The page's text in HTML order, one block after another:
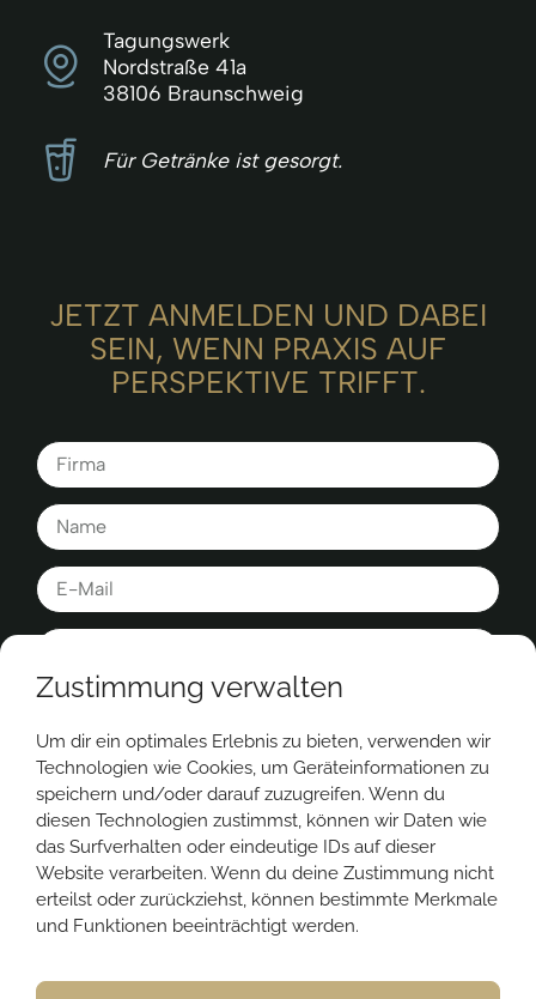
Zustimmung verwalten
Um dir ein optimales Erlebnis zu bieten, verwenden wir
Technologien wie Cookies, um Geräteinformationen zu
speichern und/oder darauf zuzugreifen. Wenn du
diesen Technologien zustimmst, können wir Daten wie
das Surfverhalten oder eindeutige IDs auf dieser
Website verarbeiten. Wenn du deine Zustimmung nicht
erteilst oder zurückziehst, können bestimmte Merkmale
und Funktionen beeinträchtigt werden.
Tagungswerk
Nordstraße 41a
38106 Braunschweig
Für Getränke ist gesorgt.
JETZT ANMELDEN UND DABEI
SEIN, WENN PRAXIS AUF
PERSPEKTIVE TRIFFT.
Ich akzeptiere die geltenden
Datenschutzbestimmungen .
ANMELDUNG ABSENDEN
Alternative: